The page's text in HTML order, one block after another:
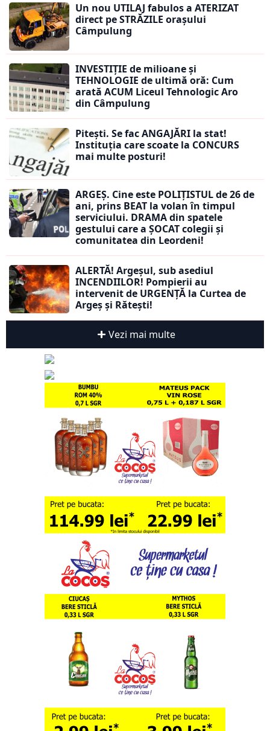
Un nou UTILAJ fabulos a ATERIZAT
direct pe STRĂZILE orașului
Câmpulung
INVESTIȚIE de milioane și
TEHNOLOGIE de ultimă oră: Cum
arată ACUM Liceul Tehnologic Aro
din Câmpulung
Pitești. Se fac ANGAJĂRI la stat!
Instituția care scoate la CONCURS
mai multe posturi!
ARGEȘ. Cine este POLIȚISTUL de 26 de
ani, prins BEAT la volan în timpul
serviciului. DRAMA din spatele
gestului care a ȘOCAT colegii și
comunitatea din Leordeni!
ALERTĂ! Argeșul, sub asediul
INCENDIILOR! Pompierii au
intervenit de URGENȚĂ la Curtea de
Argeș și Rătești!
Vezi mai multe